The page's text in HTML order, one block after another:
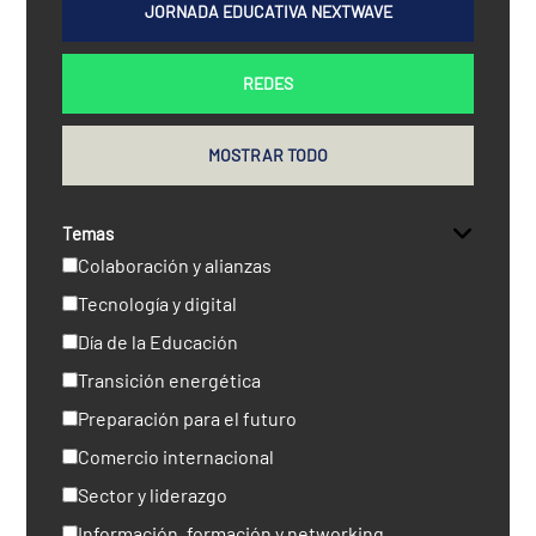
JORNADA EDUCATIVA NEXTWAVE
REDES
MOSTRAR TODO
Temas
Colaboración y alianzas
Tecnología y digital
Día de la Educación
Transición energética
Preparación para el futuro
Comercio internacional
Sector y liderazgo